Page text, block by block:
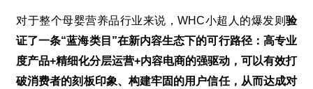
对于整个母婴营养品行业来说， WHC小超人的爆发则 验
证了一条“蓝海类目”在新内容生态下的可行路径：高专业
度产品+精细化分层运营+内容电商的强驱动，可以有效打
破消费者的刻板印象、构建牢固的用户信任，从而达成对